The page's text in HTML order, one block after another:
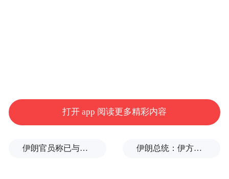
对方发送了一段“警官证”视频
自称是“长沙市公安局办案人员”
打开 app 阅读更多精彩内容
伊朗官员称已与阿曼就霍尔木兹海峡通行问题明确总体框架 伊朗总统：伊方未在涉谅解备忘录的谈判中作任何让步